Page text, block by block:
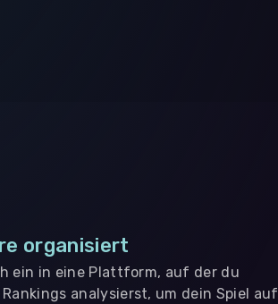
organisiert
ein in eine Plattform, auf der du
analysierst, um dein Spiel auf